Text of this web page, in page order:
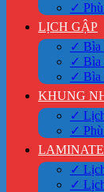
✓
LỊCH GẬP
✓ Bìa
✓ Bìa
✓ Bìa
KHUNG
✓
✓
LAMINATE
✓
✓